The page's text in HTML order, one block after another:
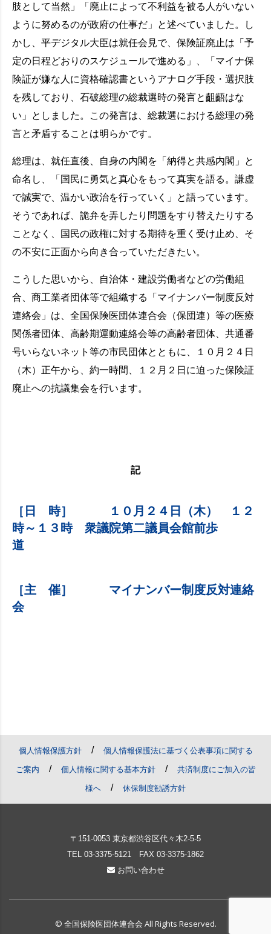
肢として当然」「廃止によって不利益を被る人がいない
ように努めるのが政府の仕事だ」と述べていました。し
かし、平デジタル大臣は就任会見で、保険証廃止は「予
定の日程どおりのスケジュールで進める」、「マイナ保
険証が嫌な人に資格確認書というアナログ手段・選択肢
を残しており、石破総理の総裁選時の発言と齟齬はな
い」としました。この発言は、総裁選における総理の発
言と矛盾することは明らかです。
総理は、就任直後、自身の内閣を「納得と共感内閣」と
命名し、「国民に勇気と真心をもって真実を語る。謙虚
で誠実で、温かい政治を行っていく」と語っています。
そうであれば、詭弁を弄したり問題をすり替えたりする
ことなく、国民の政権に対する期待を重く受け止め、そ
の不安に正面から向き合っていただきたい。
こうした思いから、自治体・建設労働者などの労働組
合、商工業者団体等で組織する「マイナンバー制度反対
連絡会」は、全国保険医団体連合会（保団連）等の医療
関係者団体、高齢期運動連絡会等の高齢者団体、共通番
号いらないネット等の市民団体とともに、１０月２４日
（木）正午から、約一時間、１２月２日に迫った保険証
廃止への抗議集会を行います。
記
［日 時］ １０月２４日（木） １２
時～１３時 衆議院第二議員会館前歩
道
［主 催］ マイナンバー制度反対連絡
会
個人情報保護方針/ 個人情報保護法に基づく公表事項に関する
ご案内 / 個人情報に関する基本方針/ 共済制度にご加入の皆
様へ / 休保制度勧誘方針
〒151-0053 東京都渋谷区代々木2-5-5
TEL 03-3375-5121
FAX 03-3375-1862
お問い合わせ
© 全国保険医団体連合会 All Rights Reserved.